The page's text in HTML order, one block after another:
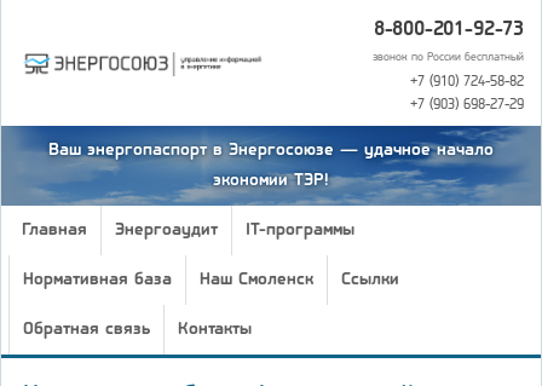
8-800-201-92-73
звонок по России бесплатный
+7 (910) 724-58-82
+7 (903) 698-27-29
Ваш энергопаспорт в Энергосоюзе — удачное начало
экономии ТЭР!
Главная Энергоаудит IT-программы
Нормативная база Наш Смоленск Ссылки
Обратная связь Контакты